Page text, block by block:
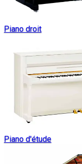
Piano droit
Piano d'étude